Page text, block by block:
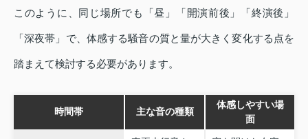
このように、同じ場所でも「昼」「開演前後」「終演後」
「深夜帯」で、体感する騒音の質と量が大きく変化する点を
踏まえて検討する必要があります。
時間帯 主な音の種類
体感しやすい場
面